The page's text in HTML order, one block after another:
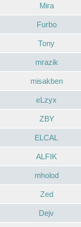
Mira
Furbo
Tony
mrazik
misakben
eLzyx
ZBY
ELCAL
ALFIK
mholod
Zed
Dejv